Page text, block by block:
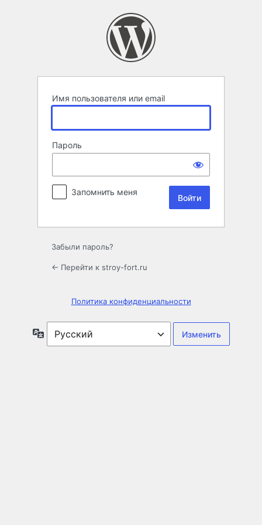
Имя пользователя или email
Пароль
Запомнить меня
Забыли пароль?
← Перейти к stroy-fort.ru
Политика конфиденциальности
Язык